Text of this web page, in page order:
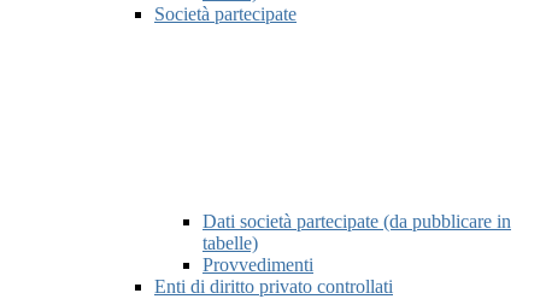
Società partecipate
Dati società partecipate (da pubblicare in
tabelle)
Provvedimenti
Enti di diritto privato controllati